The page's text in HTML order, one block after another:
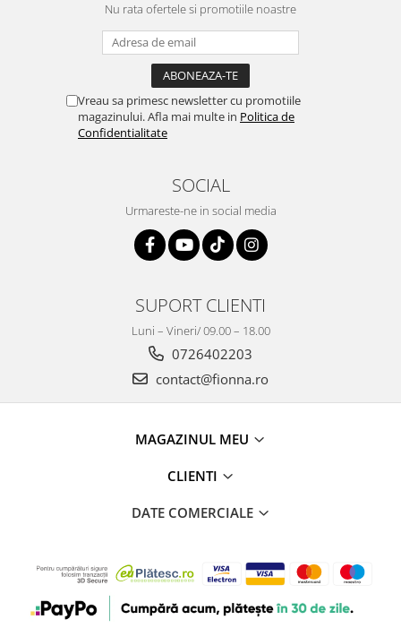
Nu rata ofertele si promotiile noastre
Vreau sa primesc newsletter cu promotiile
magazinului. Afla mai multe in Politica de
Confidentialitate
SOCIAL
Urmareste-ne in social media
SUPORT CLIENTI
Luni – Vineri/ 09.00 – 18.00
0726402203
contact@fionna.ro
MAGAZINUL MEU
CLIENTI
DATE COMERCIALE